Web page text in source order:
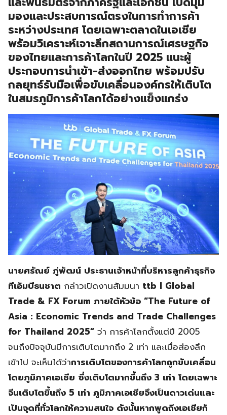
มองและประสบการณ์ตรงในการทำการค้า
ระหว่างประเทศ โดยเฉพาะตลาดในเอเชีย
พร้อมวิเคราะห์เจาะลึกสถานการณ์เศรษฐกิจ
ของไทยและการค้าโลกในปี 2025 แนะผู้
ประกอบการนำเข้า-ส่งออกไทย พร้อมปรับ
กลยุทธ์รับมือเพื่อขับเคลื่อนองค์กรให้เติบโต
ในสมรภูมิการค้าโลกได้อย่างแข็งแกร่ง
นายศรัณย์ ภู่พัฒน์ ประธานเจ้าหน้าที่บริหารลูกค้าธุรกิจ
ทีเอ็มบีธนชาต กล่าวเปิดงานสัมมนา ttb I Global
Trade & FX Forum ภายใต้หัวข้อ “The Future of
Asia : Economic Trends and Trade Challenges
for Thailand 2025” ว่า การค้าโลกตั้งแต่ปี 2005
จนถึงปัจจุบันมีการเติบโตมากถึง 2 เท่า และเมื่อส่องลึก
เข้าไป จะเห็นได้ว่าการเติบโตของการค้าโลกถูกขับเคลื่อน
โดยภูมิภาคเอเชีย ซึ่งเติบโตมากขึ้นถึง 3 เท่า โดยเฉพาะ
จีนเติบโตขึ้นถึง 5 เท่า ภูมิภาคเอเชียจึงเป็นดาวเด่นและ
เป็นจุดที่ทั่วโลกให้ความสนใจ ดังนั้นหากพูดถึงเอเชียก็